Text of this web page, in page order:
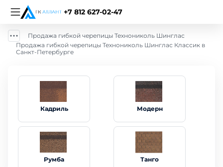
+7 812 627-02-47
Продажа гибкой черепицы Технониколь Шинглас
Продажа гибкой черепицы Технониколь Шинглас Классик в
Санкт-Петербурге
Кадриль Модерн
Румба Танго